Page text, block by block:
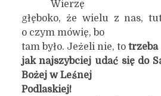
Wierzę
głęboko, że wielu z nas,
o czym mówię, bo
tam było. Jeżeli nie, to trzeba
jak najszybciej udać się do
Bożej w Leśnej
Podlaskiej!